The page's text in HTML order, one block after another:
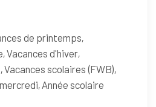
de printemps
Vacances d'hiver
Vacances scolaires (FWB)
Année scolaire